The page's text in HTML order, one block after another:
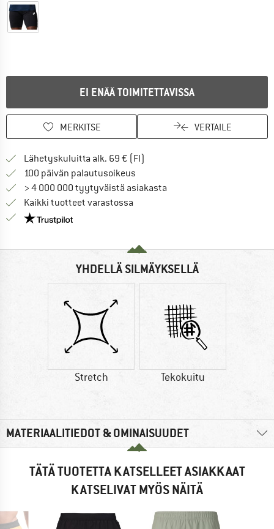
EI ENÄÄ TOIMITETTAVISSA
MERKITSE VERTAILE
Lähetyskuluitta alk. 69 € (FI)
100 päivän palautusoikeus
> 4 000 000 tyytyväistä asiakasta
Kaikki tuotteet varastossa
Meillä on Trustpilot -sertifiointi - lue lisää tästä!
YHDELLÄ SILMÄYKSELLÄ
Stretch Tekokuitu
MATERIAALITIEDOT & OMINAISUUDET
TÄTÄ TUOTETTA KATSELLEET ASIAKKAAT
KATSELIVAT MYÖS NÄITÄ